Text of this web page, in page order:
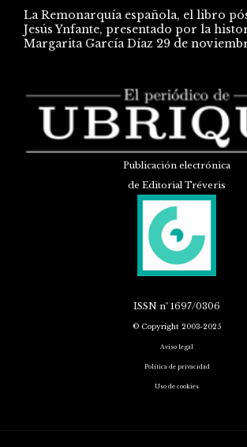
La Remonarquía española, el libro
Jesús Ynfante, presentado por la
Margarita García Díaz 29 de
Publicación electrónica
de Editorial Tréveris
ISSN nº 1697/0306
© Copyright 2003-2025
Aviso legal
Política de privacidad
Uso de cookies